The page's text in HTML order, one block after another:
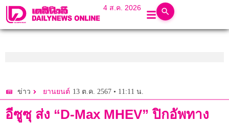
4 ส.ค. 2026
ข่าว ยานยนต์ 13 ต.ค. 2567 • 11:11 น.
อีซูซุ ส่ง “D-Max MHEV” ปิกอัพทาง